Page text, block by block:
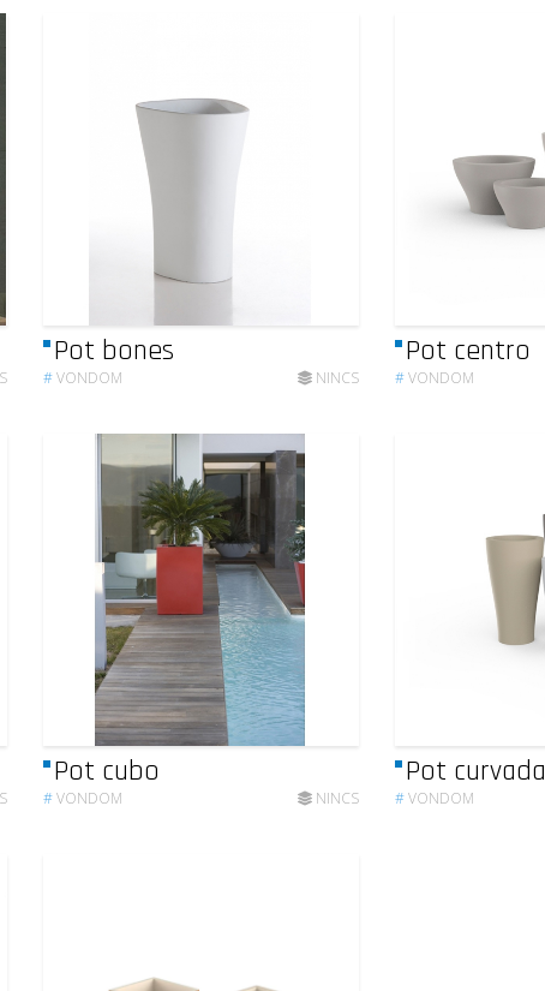
Pot bones
#VONDOM NINCS
Pot centro
#VONDOM
Pot cubo
#VONDOM NINCS
Pot curvada
#VONDOM